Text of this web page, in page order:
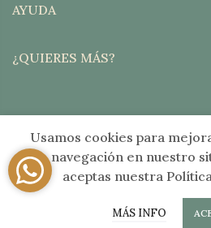
AYUDA
¿QUIERES MÁS?
Copyright © 2026Verde Salvia®Todos los
Moxie Digital
Bolsa kraft
Usamos cookies para
navegación en nuestro
aceptas nuestra
MÁS INFO